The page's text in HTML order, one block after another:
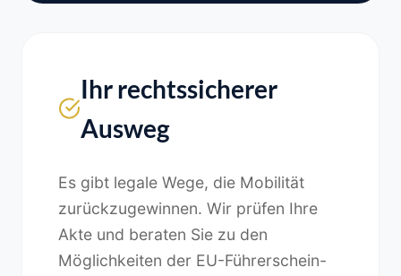
Ihr rechtssicherer
Ausweg
Es gibt legale Wege, die Mobilität
zurückzugewinnen. Wir prüfen Ihre
Akte und beraten Sie zu den
Möglichkeiten der EU-Führerschein-